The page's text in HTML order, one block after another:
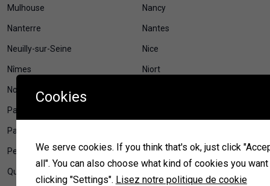
Mulhouse Nancy
Nanterre Nantes
Neuilly-sur-Seine Nice
Nîmes Niort
Noisy-le-Grand
Pantin
Pau
Pessac Poitiers
Quimper
Cookies
We serve cookies. If you think that's ok, just click
all". You can also choose what kind of cookies you
clicking "Settings". Lisez notre politique de cookie